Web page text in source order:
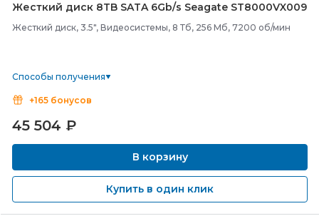
Жесткий диск 8TB SATA 6Gb/s Seagate ST8000VX009
Жесткий диск, 3.5", Видеосистемы, 8 Тб, 256 Мб, 7200 об/мин
Способы получения
+165 бонусов
45 504 ₽
В корзину
Купить в один клик